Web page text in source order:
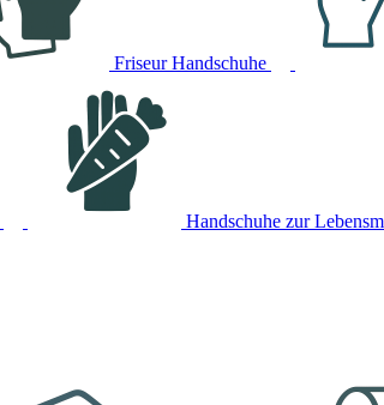
Friseur Handschuhe
Handschuhe zur